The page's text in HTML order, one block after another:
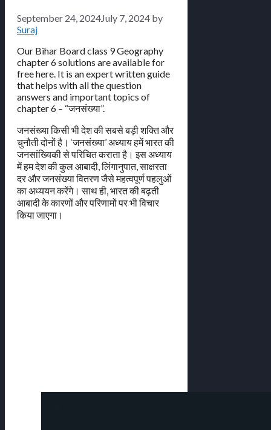
September 24, 2024July 7, 2024 by
Suraj
Our Bihar Board class 9 Geography
chapter 6 solutions are available for
free here. It is an expert written guide
that helps with all the question
answers and important topics of
chapter 6 – “जनसंख्या”.
जनसंख्या किसी भी देश की सबसे बड़ी शक्ति और
चुनौती दोनों है। ‘जनसंख्या’ अध्याय हमें भारत की
जनसांख्यिकी से परिचित कराता है। इस अध्याय
में हम देश की कुल आबादी, लिंगानुपात, साक्षरता
दर और जनसंख्या वितरण जैसे महत्वपूर्ण पहलुओं
का अध्ययन करेंगे। साथ ही, भारत की बढ़ती
आबादी के कारणों और परिणामों पर भी विचार
किया जाएगा।